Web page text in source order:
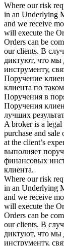
Where our risk
in an Underlying
and we receive
will execute the
Orders can be
our clients. В
диктуют, что
инструменту,
Поручение
клиента по
Поручения в
Поручения
лучших
A broker is a
purchase and
at the client’s
выполняет
финансовых
клиента.
Where our risk
in an Underlying
and we receive
will execute the
Orders can be
our clients. В
диктуют, что
инструменту,